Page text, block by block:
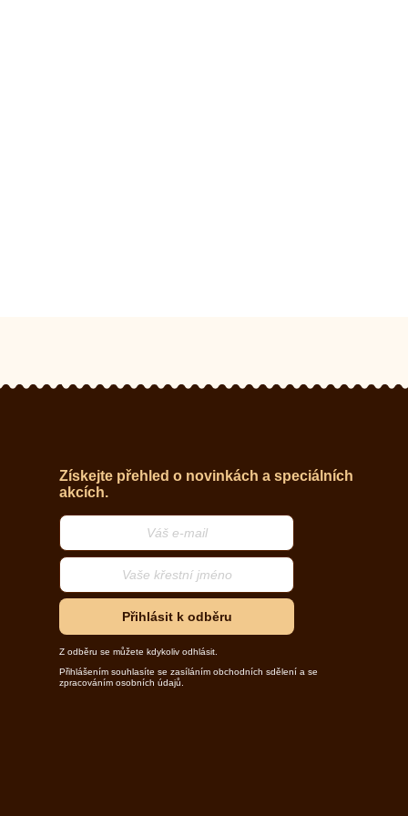
Získejte přehled o novinkách a speciálních
akcích.
Přihlásit k odběru
Z odběru se můžete kdykoliv odhlásit.
Přihlášením souhlasíte se zasíláním obchodních sdělení a se
zpracováním osobních údajů.